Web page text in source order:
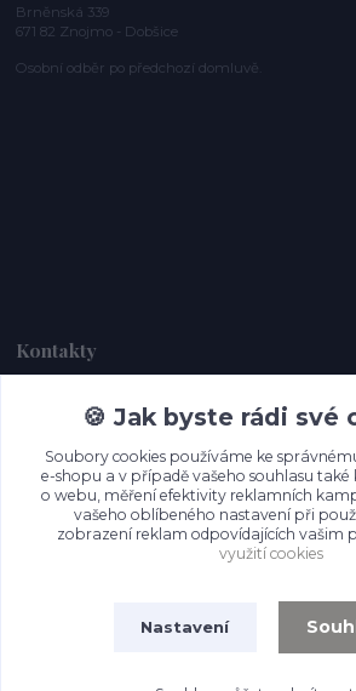
Brněnská 339
671 82 Znojmo - Dobšice
Osobní odběr po předchozí domluvě.
Kontakty
Dagmar Handlová
+420 734 380 930
(Po-Ne, 8-20 hod.)
info@prettypapers.cz
🍪 Jak byste rádi své
Soubory cookies používáme ke
e-shopu a v případě vašeho souhlasu také
o webu, měření efektivity reklamních
vašeho oblíbeného nastavení při
zobrazení reklam odpovídajících vašim
využití cookies
Nastavení